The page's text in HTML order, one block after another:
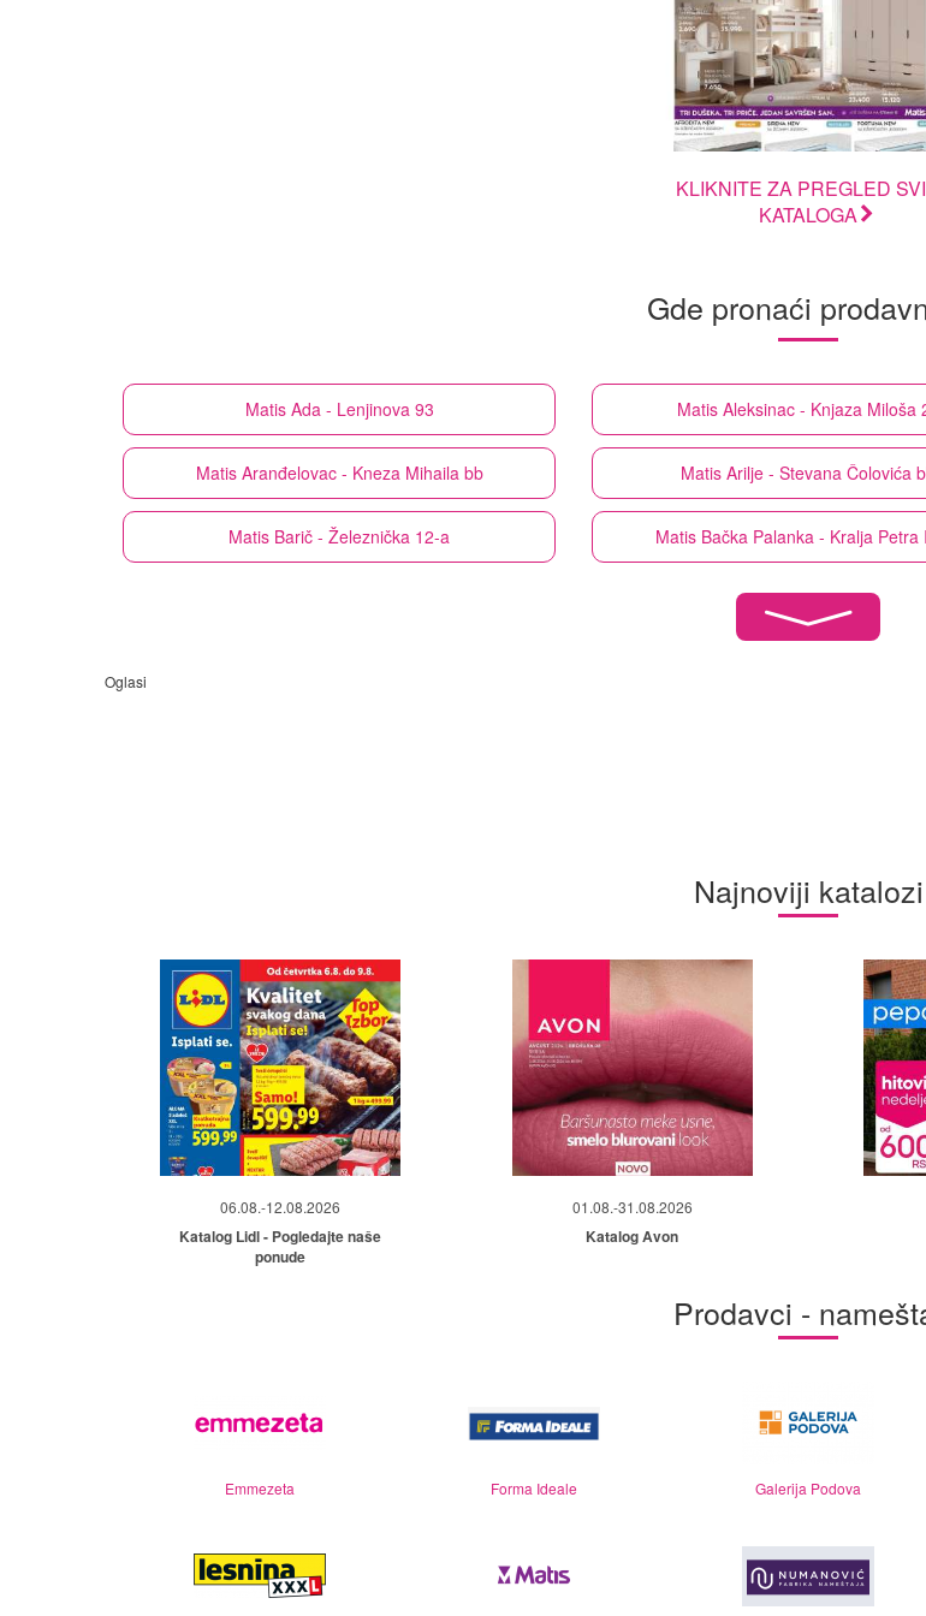
KLIKNITE ZA PREGLED
KATALOGA
Gde pronaći
Matis Ada - Lenjinova 93 Matis Aleksinac - Knjaza Miloša
Matis Aranđelovac - Kneza Mihaila bb Matis Arilje - Stevana Čolovića
Matis Barič - Železnička 12-a Matis Bačka Palanka - Kralja Petra
Oglasi
Najnoviji katalozi
06.08.-12.08.2026
Katalog Lidl - Pogledajte naše
ponude
01.08.-31.08.2026
Katalog Avon
Prodavci -
Emmezeta Forma Ideale Galerija Podova